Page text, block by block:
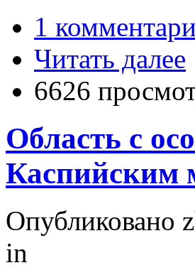
1
Читать далее
6626
Область с
Каспийским
Опубликовано
in